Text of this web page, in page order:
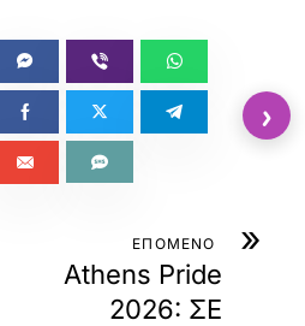
»
ΕΠΟΜΕΝΟ
Athens Pride
2026: ΣΕ
›